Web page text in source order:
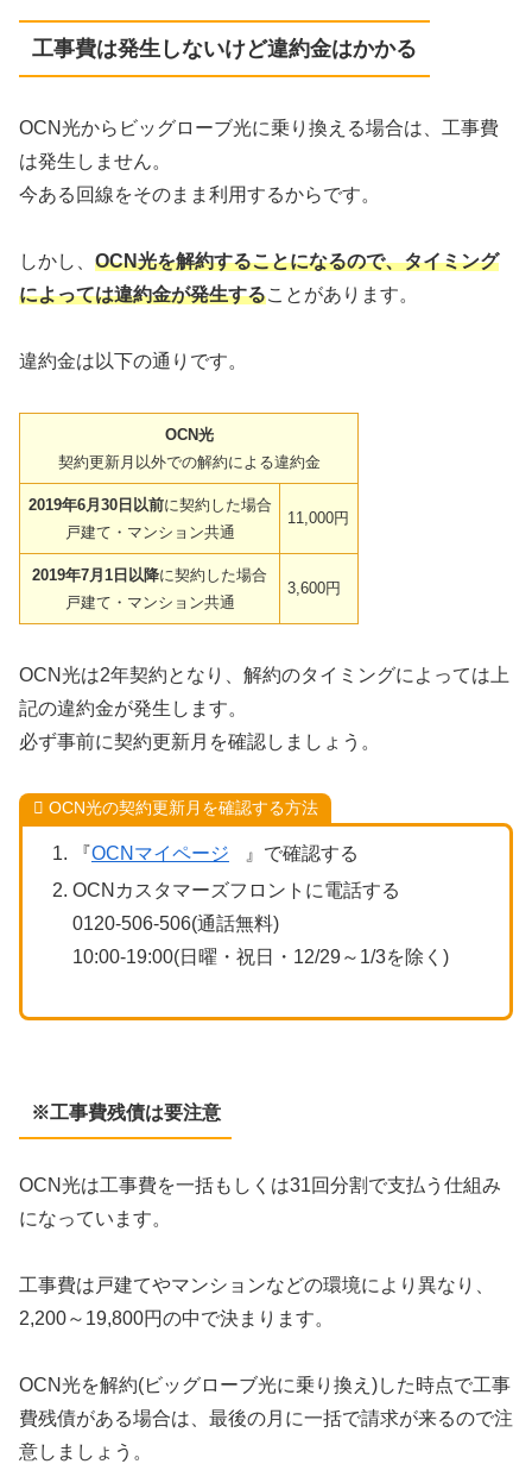
工事費は発生しないけど違約金はかかる
OCN光からビッグローブ光に乗り換える場合は、工事費
は発生しません。
今ある回線をそのまま利用するからです。
しかし、 OCN光を解約することになるので、タイミング
によっては違約金が発生することがあります。
違約金は以下の通りです。
OCN光
契約更新月以外での解約による違約金
2019年6月30日以前に契約した場合
戸建て・マンション共通
11,000円
2019年7月1日以降に契約した場合
戸建て・マンション共通
3,600円
OCN光は2年契約となり、解約のタイミングによっては上
記の違約金が発生します。
必ず事前に契約更新月を確認しましょう。
OCN光の契約更新月を確認する方法
『OCNマイページ
』で確認する
OCNカスタマーズフロントに電話する
0120-506-506(通話無料)
10:00-19:00(日曜・祝日・12/29～1/3を除く)
※工事費残債は要注意
OCN光は工事費を一括もしくは31回分割で支払う仕組み
になっています。
工事費は戸建てやマンションなどの環境により異なり、
2,200～19,800円の中で決まります。
OCN光を解約(ビッグローブ光に乗り換え)した時点で工事
費残債がある場合は、最後の月に一括で請求が来るので注
意しましょう。